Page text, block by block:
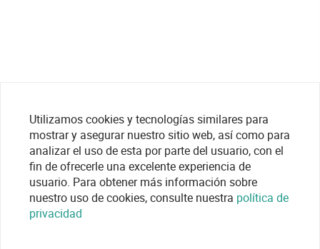
Utilizamos cookies y tecnologías similares para
mostrar y asegurar nuestro sitio web, así como para
analizar el uso de esta por parte del usuario, con el
fin de ofrecerle una excelente experiencia de
usuario. Para obtener más información sobre
nuestro uso de cookies, consulte nuestra política de
privacidad